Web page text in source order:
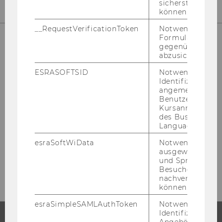
Tel:+43-1-31336-4319
martina.stalitzer@wu.ac.at
sicherstellen zu
können.
__RequestVerificationToken
Notwendig, um
gegenüber
abzusichern.
ESRASOFTSID
Notwendig zur
Identifizierung
angemeldeten
Benutzers im
des Business
Language
esraSoftWiData
Notwendig um
ausgewählte
und
Besuchers
nachverfolgen
können.
esraSimpleSAMLAuthToken
Notwendig zur
Identifizierung